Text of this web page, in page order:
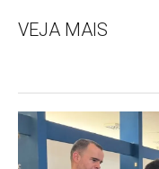
VEJA MAIS